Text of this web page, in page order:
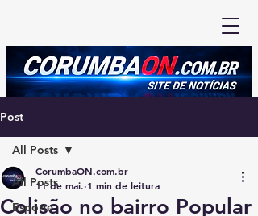
Post
All Posts
Esporte
All Posts
Colisão no bairro Popular
CorumbaON.com.br
11 de mai. 1 min de leitura